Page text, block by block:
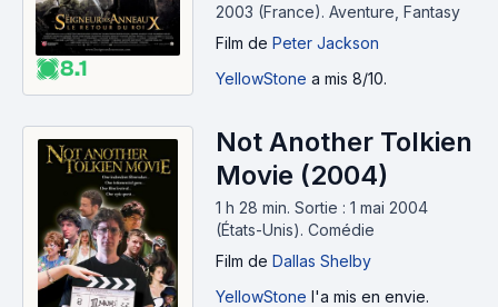
8.1
2003 (France). Aventure, Fantasy
Film de Peter Jackson
YellowStone a mis 8/10.
Not Another Tolkien
Movie (2004)
1 h 28 min. Sortie : 1 mai 2004
(États-Unis). Comédie
Film de Dallas Shelby
YellowStone l'a mis en envie.